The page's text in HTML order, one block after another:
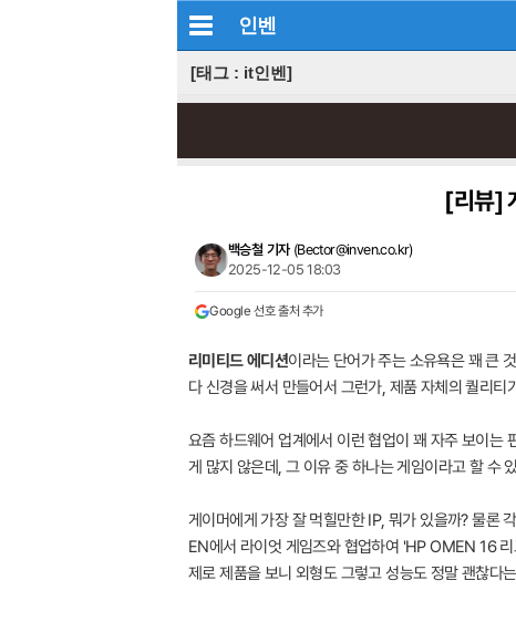
인벤
[태그 : it인벤]
[리뷰]
백승철 기자 (Bector@inven.co.kr)
2025-12-05 18:03
Google 선호 출처 추가
리미티드 에디션이라는 단어가 주는 소유욕은 꽤 큰
다 신경을 써서 만들어서 그런가, 제품 자체의 퀄리티
요즘 하드웨어 업계에서 이런 협업이 꽤 자주 보이는
게 많지 않은데, 그 이유 중 하나는 게임이라고 할 수
게이머에게 가장 잘 먹힐만한 IP, 뭐가 있을까? 물론
EN에서 라이엇 게임즈와 협업하여 'HP OMEN 16
제로 제품을 보니 외형도 그렇고 성능도 정말 괜찮다